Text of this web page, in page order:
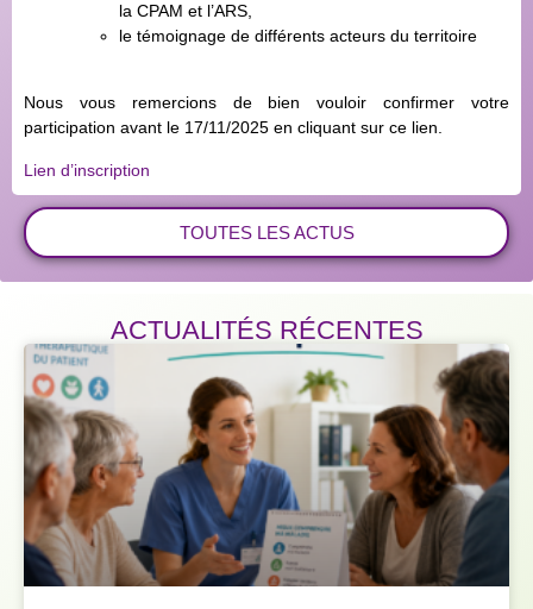
la CPAM et l’ARS,
le témoignage de différents acteurs du territoire
Nous vous remercions de bien vouloir confirmer votre
participation avant le 17/11/2025 en cliquant sur ce lien.
Lien d’inscription
TOUTES LES ACTUS
ACTUALITÉS RÉCENTES